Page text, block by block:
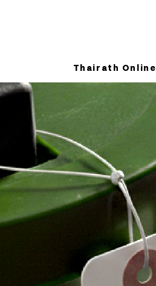
Thairath Online